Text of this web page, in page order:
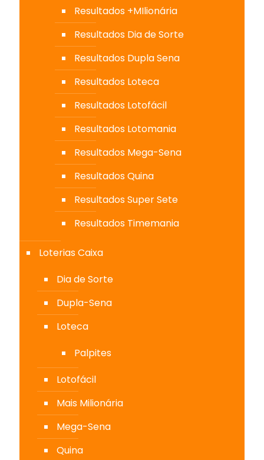
Resultados +MIlionária
Resultados Dia de Sorte
Resultados Dupla Sena
Resultados Loteca
Resultados Lotofácil
Resultados Lotomania
Resultados Mega-Sena
Resultados Quina
Resultados Super Sete
Resultados Timemania
Loterias Caixa
Dia de Sorte
Dupla-Sena
Loteca
Palpites
Lotofácil
Mais Milionária
Mega-Sena
Quina